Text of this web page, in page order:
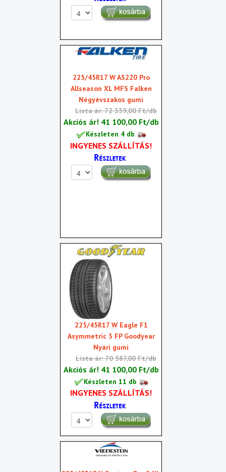
225/45R17 W AS220 Pro
Allseason XL MFS Falken
Négyévszakos gumi
Lista ár: 72 339,00 Ft/db
Akciós ár! 41 100,00 Ft/db
Készleten 4 db
INGYENES SZÁLLÍTÁS!
225/45R17 W Eagle F1
Asymmetric 3 FP Goodyear
Nyári gumi
Lista ár: 70 587,00 Ft/db
Akciós ár! 41 100,00 Ft/db
Készleten 11 db
INGYENES SZÁLLÍTÁS!